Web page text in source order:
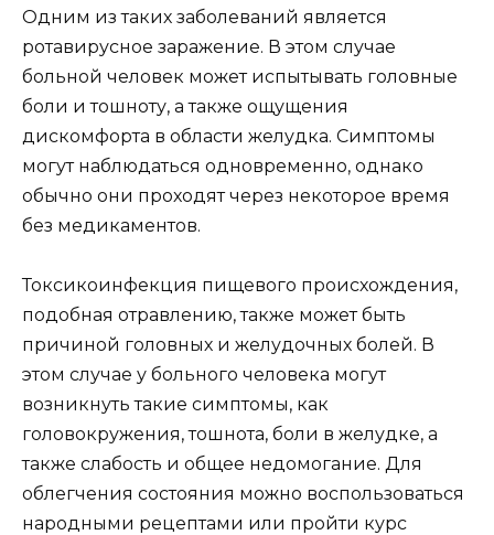
Одним из таких заболеваний является
ротавирусное заражение. В этом случае
больной человек может испытывать головные
боли и тошноту, а также ощущения
дискомфорта в области желудка. Симптомы
могут наблюдаться одновременно, однако
обычно они проходят через некоторое время
без медикаментов.
Токсикоинфекция пищевого происхождения,
подобная отравлению, также может быть
причиной головных и желудочных болей. В
этом случае у больного человека могут
возникнуть такие симптомы, как
головокружения, тошнота, боли в желудке, а
также слабость и общее недомогание. Для
облегчения состояния можно воспользоваться
народными рецептами или пройти курс